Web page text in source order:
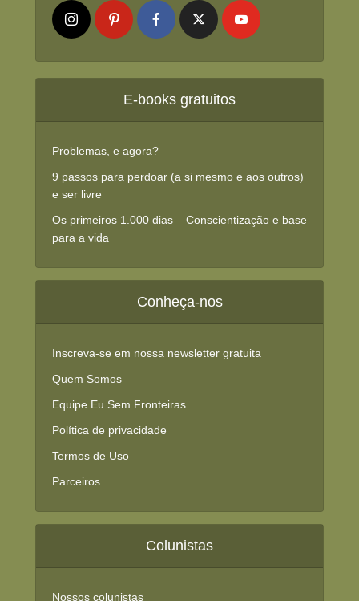
E-books gratuitos
Problemas, e agora?
9 passos para perdoar (a si mesmo e aos outros)
e ser livre
Os primeiros 1.000 dias – Conscientização e base
para a vida
Conheça-nos
Inscreva-se em nossa newsletter gratuita
Quem Somos
Equipe Eu Sem Fronteiras
Política de privacidade
Termos de Uso
Parceiros
Colunistas
Nossos colunistas